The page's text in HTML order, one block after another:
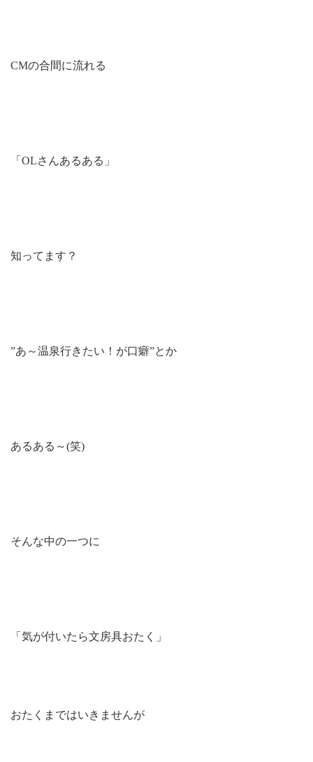
CMの合間に流れる
「OLさんあるある」
知ってます？
”あ～温泉行きたい！が口癖”とか
あるある～(笑)
そんな中の一つに
「気が付いたら文房具おたく」
おたくまではいきませんが